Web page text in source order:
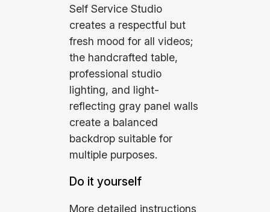
Self Service Studio
creates a respectful but
fresh mood for all videos;
the handcrafted table,
professional studio
lighting, and light-
reflecting gray panel walls
create a balanced
backdrop suitable for
multiple purposes.
Do it yourself
More detailed instructions